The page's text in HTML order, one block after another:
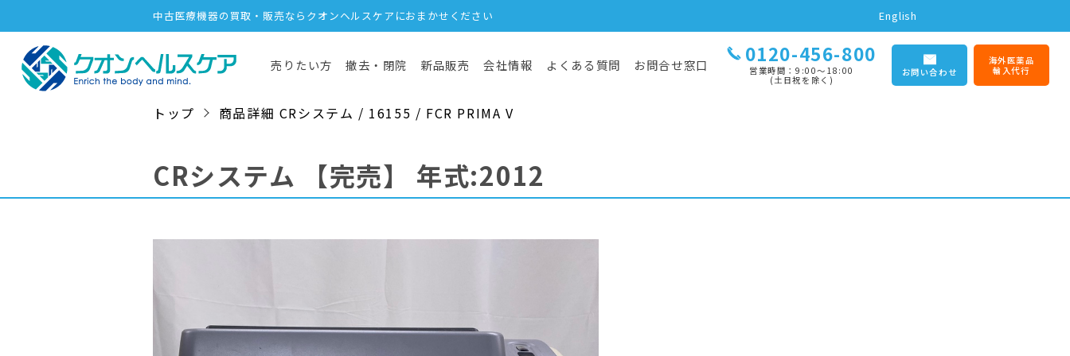
中古医療機器の買取・販売ならクオンヘルスケアにおまかせください English
売りたい方 撤去・閉院 新品販売 会社情報 よくある質問 お問合せ窓口 0120-456-800
営業時間：9:00〜18:00
(土日祝を除く)
お問い合わせ
海外医薬品
輸入代行
トップ 商品詳細 CRシステム / 16155 / FCR PRIMA V
CRシステム 【完売】 年式:2012